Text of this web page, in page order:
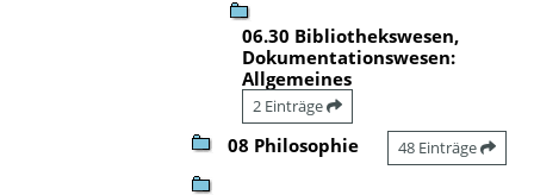
06.30 Bibliothekswesen,
Dokumentationswesen:
Allgemeines
2 Einträge
08 Philosophie 48 Einträge